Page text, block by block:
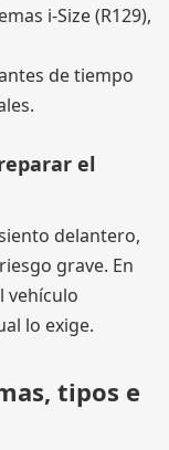
i-Size (R129),
de tiempo
el
delantero,
grave. En
vehículo
lo exige.
tipos e